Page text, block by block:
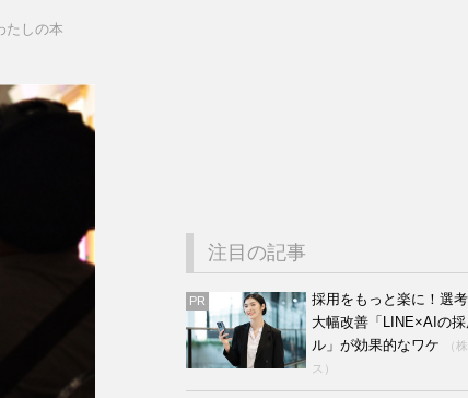
たしの本
注目の記事
PR
採用をもっと楽に！選
大幅改善「LINE×AIの
ル」が効果的なワケ
（
ス）